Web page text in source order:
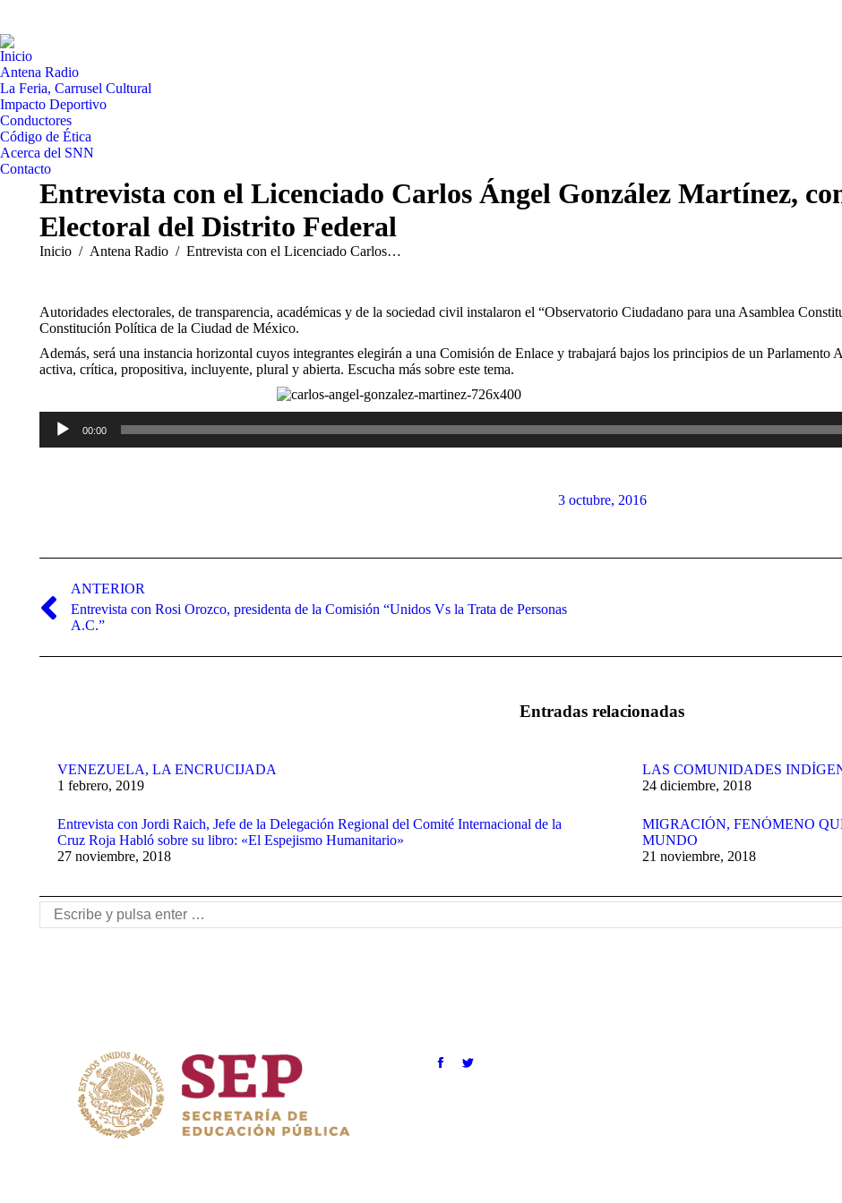
Inicio
Antena Radio
La Feria, Carrusel Cultural
Impacto Deportivo
Conductores
Código de Ética
Acerca del SNN
Contacto
Entrevista con el Licenciado Carlos Ángel González Martínez,
Electoral del Distrito Federal
Estás aquí:
Inicio Antena Radio Entrevista con el Licenciado Carlos…
Autoridades electorales, de transparencia, académicas y de la sociedad civil instalaron el “Observatorio Ciudadano para una Asamblea
Constitución Política de la Ciudad de México.
Además, será una instancia horizontal cuyos integrantes elegirán a una Comisión de Enlace y trabajará bajos los principios de un
activa, crítica, propositiva, incluyente, plural y abierta. Escucha más sobre este tema.
Reproductor
audio
00:00
3 octubre, 2016
entre
publicaciones
ANTERIOR
Publicación
anterior:
Entrevista con Rosi Orozco, presidenta de la Comisión “Unidos Vs la Trata de Personas
A.C.”
Entradas relacionadas
VENEZUELA, LA ENCRUCIJADA
1 febrero, 2019
LAS COMUNIDADES
24 diciembre, 2018
Entrevista con Jordi Raich, Jefe de la Delegación Regional del Comité Internacional de la
Cruz Roja Habló sobre su libro: «El Espejismo Humanitario»
27 noviembre, 2018
MIGRACIÓN, FENÓMENO
MUNDO
21 noviembre, 2018
Buscar: